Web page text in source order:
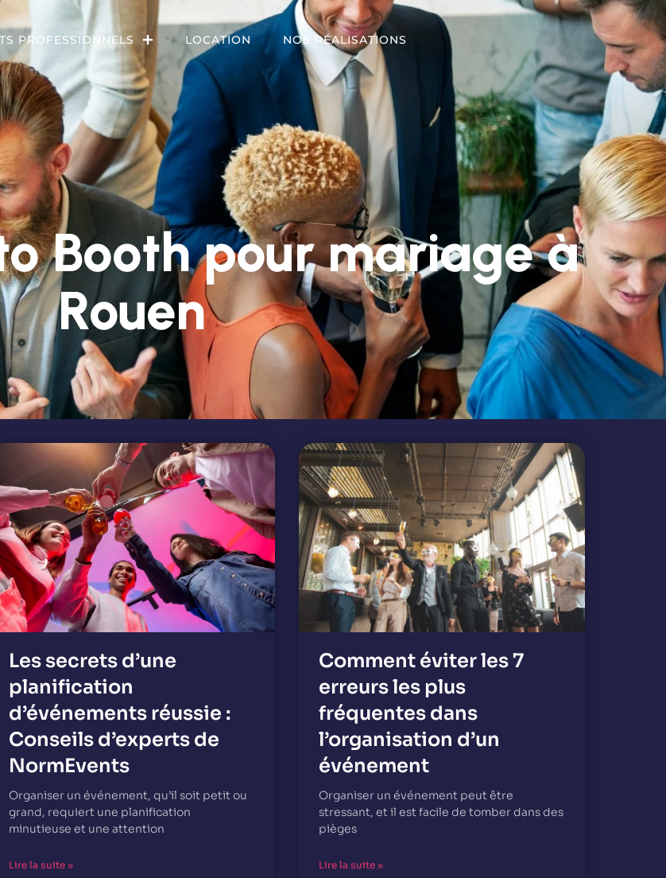
PROFESSIONNELS LOCATION NOS RÉALISATIONS CONTACT
Booth pour mariage à
Rouen
Les secrets d’une
planification
d’événements réussie :
Conseils d’experts de
NormEvents
Organiser un événement, qu’il soit petit ou
grand, requiert une planification
minutieuse et une attention
Lire la suite »
Comment éviter les 7
erreurs les plus
fréquentes dans
l’organisation d’un
événement
Organiser un événement peut être
stressant, et il est facile de tomber dans des
pièges
Lire la suite »